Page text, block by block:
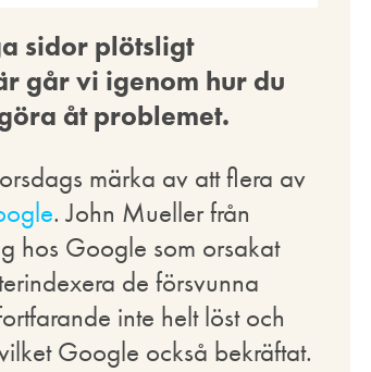
sidor plötsligt
går vi igenom hur du
åt problemet.
märka av att flera av
. John Mueller från
hos Google som orsakat
de försvunna
inte helt löst och
Google också bekräftat.